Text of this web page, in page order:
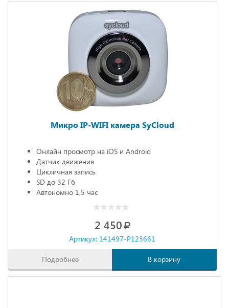
Микро IP-WIFI камера SyCloud
Онлайн просмотр на iOS и Android
Датчик движения
Цикличная запись
SD до 32 Гб
Автономно 1,5 час
2 450
Артикул: 141497-P123661
Подробнее В корзину